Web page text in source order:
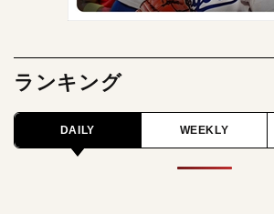
ランキング
DAILY WEEKLY